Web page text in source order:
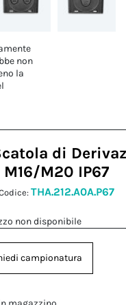
non
la
di
M16/M20 IP67
THA.212.A0A.P67
non disponibile
campionatura